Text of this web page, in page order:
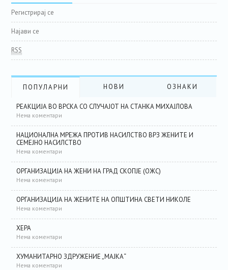
Регистрирај се
Најави се
RSS
ПОПУЛАРНИ НОВИ ОЗНАКИ
РЕАКЦИЈА ВО ВРСКА СО СЛУЧАЈОТ НА СТАНКА МИХАЈЛОВА
Нема коментари
НАЦИОНАЛНА МРЕЖА ПРОТИВ НАСИЛСТВО ВРЗ ЖЕНИТЕ И
СЕМЕЈНО НАСИЛСТВО
Нема коментари
ОРГАНИЗАЦИЈА НА ЖЕНИ НА ГРАД СКОПЈЕ (ОЖС)
Нема коментари
ОРГАНИЗАЦИЈА НА ЖЕНИТЕ НА ОПШТИНА СВЕТИ НИКОЛЕ
Нема коментари
ХЕРА
Нема коментари
ХУМАНИТАРНО ЗДРУЖЕНИЕ „МАЈКА“
Нема коментари